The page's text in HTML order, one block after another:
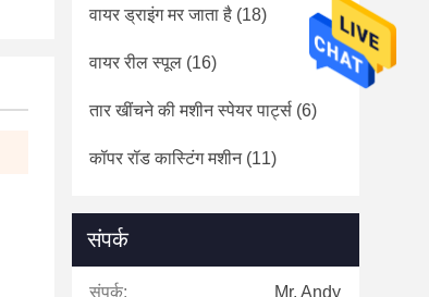
वायर ड्राइंग मर जाता है (18)
वायर रील स्पूल (16)
तार खींचने की मशीन स्पेयर पार्ट्स (6)
कॉपर रॉड कास्टिंग मशीन(11)
संपर्क
संपर्क: Mr. Andy